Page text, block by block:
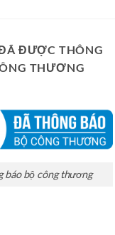
ĐƯỢC THÔNG
THƯƠNG
báo bộ công thương